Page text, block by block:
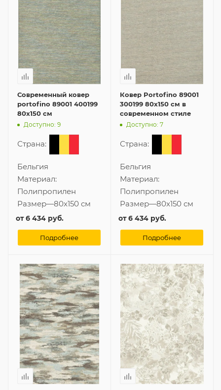
Современный ковер
portofino 89001 400199
80x150 см
Доступно: 9
Страна:
Бельгия
Материал:
Полипропилен
Размер—80x150 см
от6 434 руб.
Подробнее
Ковер Portofino 89001
300199 80x150 см в
современном стиле
Доступно: 7
Страна:
Бельгия
Материал:
Полипропилен
Размер—80x150 см
от6 434 руб.
Подробнее